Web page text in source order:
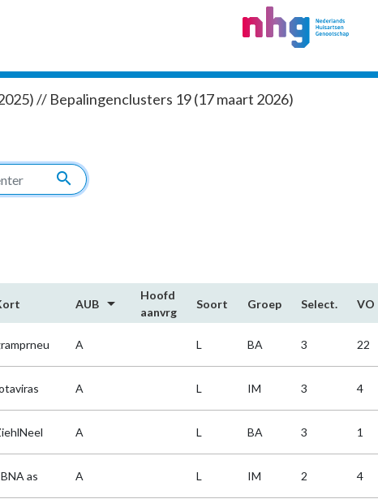
// Bepalingenclusters 19 (17 maart 2026)
search
AUB arrow_drop_down
Hoofd​
aanvrg
Soort Groep Select. VO
A L BA 3 22
A L IM 3 4
A L BA 3 1
as A L IM 2 4